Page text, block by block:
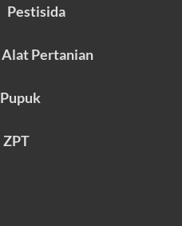
Pestisida
Alat Pertanian
Pupuk
ZPT